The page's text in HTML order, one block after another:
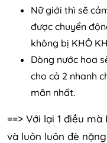
Nữ giới thì sẽ
được chuyển
không bị KHÔ
Dòng nước hoa
cho cả 2 nhanh
mãn nhất.
==> Với lại 1 điều
và luôn luôn đè